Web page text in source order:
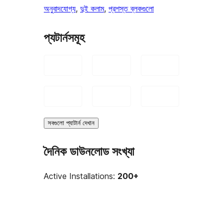
অনুবাদযোগ্য, দুই কলাম, প্রশস্ত ব্লকগুলো
প্যটার্নসমূহ
সবগুলো প্যাটার্ন দেখান
দৈনিক ডাউনলোড সংখ্যা
Active Installations: 200+